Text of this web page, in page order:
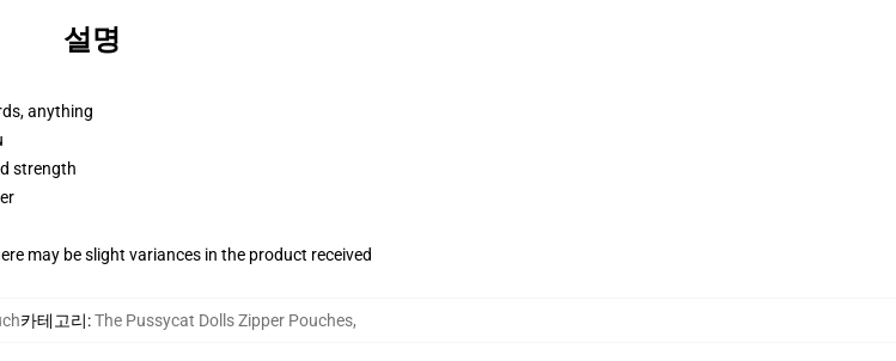
설명
anything
strength
may be slight variances in the product received
카테고리:The Pussycat Dolls Zipper Pouches,